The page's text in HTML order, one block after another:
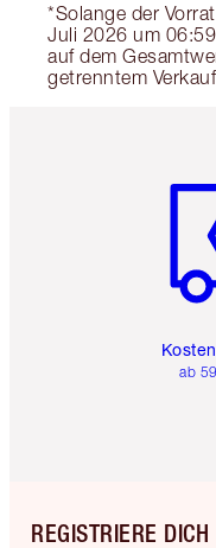
*Solange der
Juli 2026 um
auf dem
getrenntem
ab
REGISTRIERE